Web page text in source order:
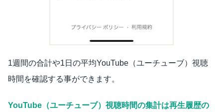
1週間の合計や1日の平均YouTube（ユーチューブ）視聴
時間を確認する事ができます。
YouTube（ユーチューブ）視聴時間の集計は再生履歴の